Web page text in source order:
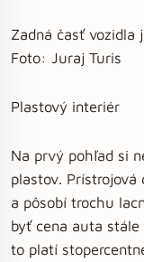
Zadná časť vozidla
Foto: Juraj Turis
Plastový interiér
Na prvý pohľad si
plastov.
a pôsobí trochu
byť cena auta
to platí